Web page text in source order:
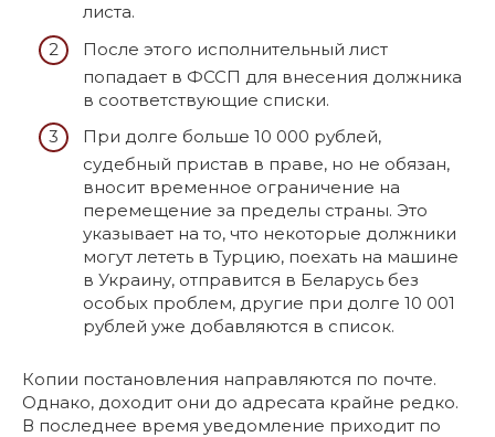
листа.
После этого исполнительный лист
попадает в ФССП для внесения должника
в соответствующие списки.
При долге больше 10 000 рублей,
судебный пристав в праве, но не обязан,
вносит временное ограничение на
перемещение за пределы страны. Это
указывает на то, что некоторые должники
могут лететь в Турцию, поехать на машине
в Украину, отправится в Беларусь без
особых проблем, другие при долге 10 001
рублей уже добавляются в список.
Копии постановления направляются по почте.
Однако, доходит они до адресата крайне редко.
В последнее время уведомление приходит по